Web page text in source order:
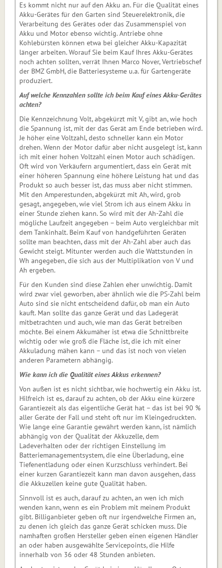
Es kommt nicht nur auf den Akku an. Für die Qualität eines
Akku-Gerätes für den Garten sind Steuerelektronik, die
Verarbeitung des Gerätes oder das Zusammenspiel von
Akku und Motor ebenso wichtig. Antriebe ohne
Kohlebürsten können etwa bei gleicher Akku-Kapazität
länger arbeiten. Worauf Sie beim Kauf Ihres Akku-Gerätes
noch achten sollten, verrät Ihnen Marco Nover, Vertriebschef
der BMZ GmbH, die Batteriesysteme u.a. für Gartengeräte
produziert.
Auf welche Kennzahlen sollte ich beim Kauf eines Akku-Gerätes
achten?
Die Kennzeichnung Volt, abgekürzt mit V, gibt an, wie hoch
die Spannung ist, mit der das Gerät am Ende betrieben wird.
Je höher eine Voltzahl, desto schneller kann ein Motor
drehen. Wenn der Motor dafür aber nicht ausgelegt ist, kann
ich mit einer hohen Voltzahl einen Motor auch schädigen.
Oft wird von Verkäufern argumentiert, dass ein Gerät mit
einer höheren Spannung eine höhere Leistung hat und das
Produkt so auch besser ist, das muss aber nicht stimmen.
Mit den Amperestunden, abgekürzt mit Ah, wird, grob
gesagt, angegeben, wie viel Strom ich aus einem Akku in
einer Stunde ziehen kann. So wird mit der Ah-Zahl die
mögliche Laufzeit angegeben – beim Auto vergleichbar mit
dem Tankinhalt. Beim Kauf von handgeführten Geräten
sollte man beachten, dass mit der Ah-Zahl aber auch das
Gewicht steigt. Mitunter werden auch die Wattstunden in
Wh angegeben, die sich aus der Multiplikation von V und
Ah ergeben.
Für den Kunden sind diese Zahlen eher unwichtig. Damit
wird zwar viel geworben, aber ähnlich wie die PS-Zahl beim
Auto sind sie nicht entscheidend dafür, ob man ein Auto
kauft. Man sollte das ganze Gerät und das Ladegerät
mitbetrachten und auch, wie man das Gerät betreiben
möchte. Bei einem Akkumäher ist etwa die Schnittbreite
wichtig oder wie groß die Fläche ist, die ich mit einer
Akkuladung mähen kann – und das ist noch von vielen
anderen Parametern abhängig.
Wie kann ich die Qualität eines Akkus erkennen?
Von außen ist es nicht sichtbar, wie hochwertig ein Akku ist.
Hilfreich ist es, darauf zu achten, ob der Akku eine kürzere
Garantiezeit als das eigentliche Gerät hat – das ist bei 90 %
aller Geräte der Fall und steht oft nur im Kleingedruckten.
Wie lange eine Garantie gewährt werden kann, ist nämlich
abhängig von der Qualität der Akkuzelle, dem
Ladeverhalten oder der richtigen Einstellung im
Batteriemanagementsystem, die eine Überladung, eine
Tiefenentladung oder einen Kurzschluss verhindert. Bei
einer kurzen Garantiezeit kann man davon ausgehen, dass
die Akkuzellen keine gute Qualität haben.
Sinnvoll ist es auch, darauf zu achten, an wen ich mich
wenden kann, wenn es ein Problem mit meinem Produkt
gibt. Billiganbieter geben oft nur irgendwelche Firmen an,
zu denen ich gleich das ganze Gerät schicken muss. Die
namhaften großen Hersteller geben einen eigenen Händler
an oder haben ausgewählte Servicepoints, die Hilfe
innerhalb von 36 oder 48 Stunden anbieten.